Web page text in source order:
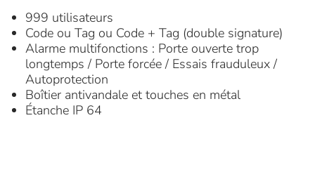
999 utilisateurs
Code ou Tag ou Code + Tag (double signature)
Alarme multifonctions : Porte ouverte trop
longtemps / Porte forcée / Essais frauduleux /
Autoprotection
Boîtier antivandale et touches en métal
Étanche IP 64